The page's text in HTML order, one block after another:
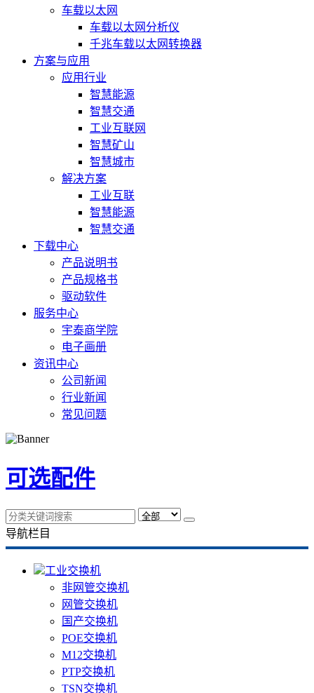
车载以太网
车载以太网分析仪
千兆车载以太网转换器
方案与应用
应用行业
智慧能源
智慧交通
工业互联网
智慧矿山
智慧城市
解决方案
工业互联
智慧能源
智慧交通
下载中心
产品说明书
产品规格书
驱动软件
服务中心
宇泰商学院
电子画册
资讯中心
公司新闻
行业新闻
常见问题
可选配件
导航栏目
工业交换机
非网管交换机
网管交换机
国产交换机
POE交换机
M12交换机
PTP交换机
TSN交换机